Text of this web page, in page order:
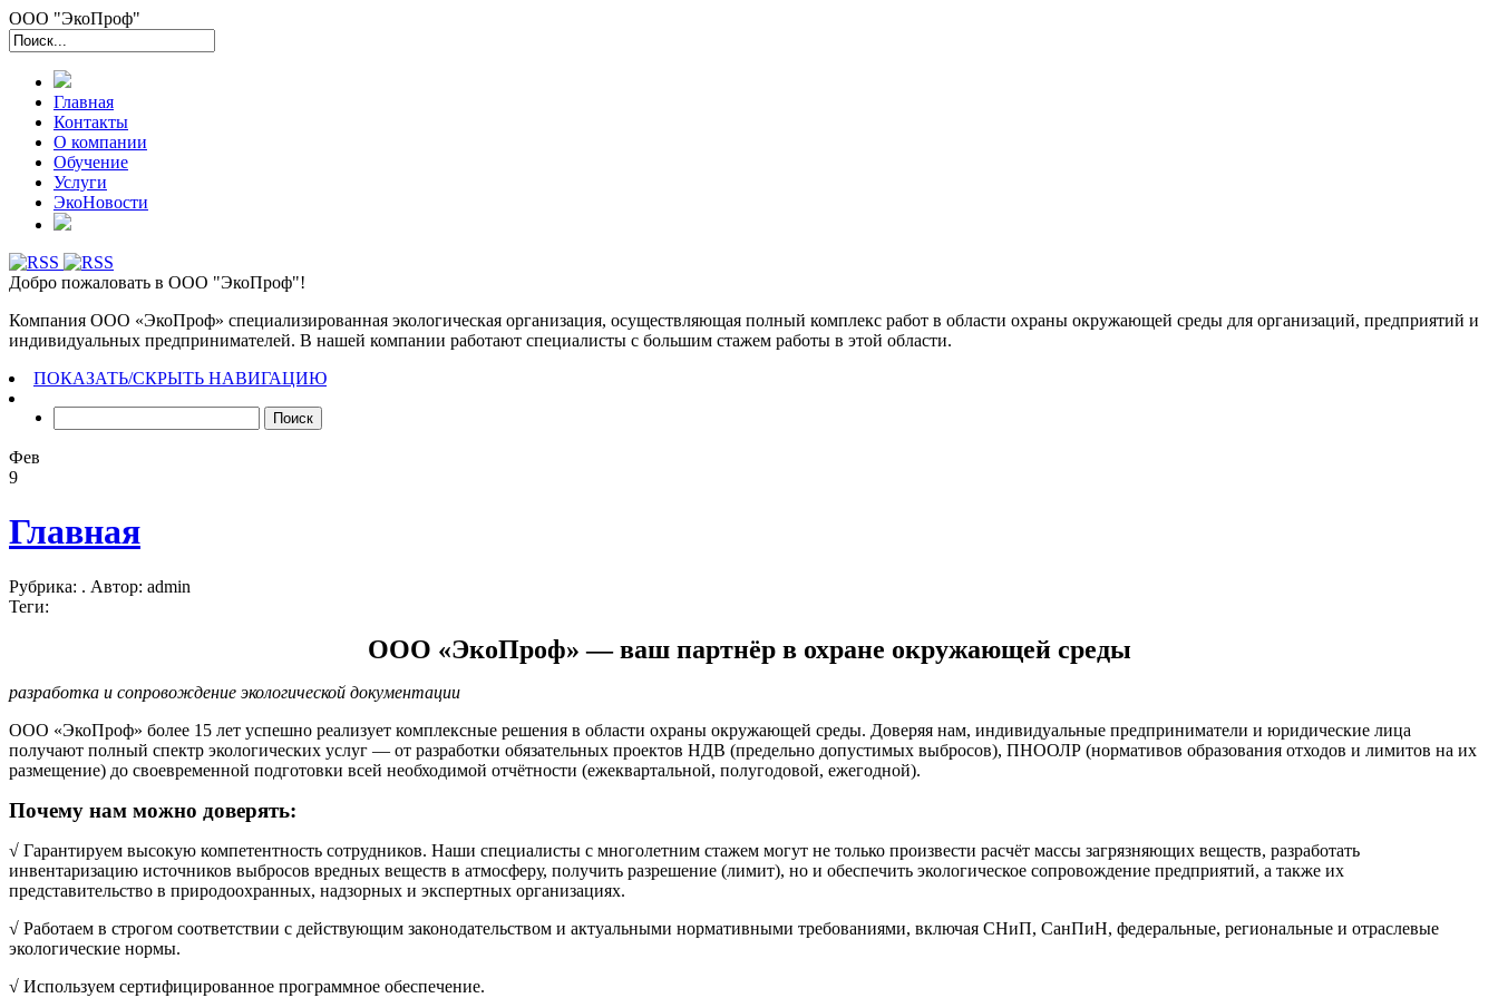
ООО "ЭкоПроф"
Главная
Контакты
О компании
Обучение
Услуги
ЭкоНовости
Добро пожаловать в ООО "ЭкоПроф"!
Компания ООО «ЭкоПроф» специализированная экологическая организация, осуществляющая полный комплекс работ в области охраны окружающей среды для организаций, предприятий и
индивидуальных предпринимателей. В нашей компании работают специалисты с большим стажем работы в этой области.
ПОКАЗАТЬ/СКРЫТЬ НАВИГАЦИЮ
Фев
9
Главная
Рубрика: . Автор: admin
Теги:
ООО «ЭкоПроф» — ваш партнёр в охране окружающей среды
разработка и сопровождение экологической документации
ООО «ЭкоПроф» более 15 лет успешно реализует комплексные решения в области охраны окружающей среды. Доверяя нам, индивидуальные предприниматели и юридические лица
получают полный спектр экологических услуг — от разработки обязательных проектов НДВ (предельно допустимых выбросов), ПНООЛР (нормативов образования отходов и лимитов на их
размещение) до своевременной подготовки всей необходимой отчётности (ежеквартальной, полугодовой, ежегодной).
Почему нам можно доверять:
√ Гарантируем высокую компетентность сотрудников. Наши специалисты с многолетним стажем могут не только произвести расчёт массы загрязняющих веществ, разработать
инвентаризацию источников выбросов вредных веществ в атмосферу, получить разрешение (лимит), но и обеспечить экологическое сопровождение предприятий, а также их
представительство в природоохранных, надзорных и экспертных организациях.
√ Работаем в строгом соответствии с действующим законодательством и актуальными нормативными требованиями, включая СНиП, СанПиН, федеральные, региональные и отраслевые
экологические нормы.
√ Используем сертифицированное программное обеспечение.